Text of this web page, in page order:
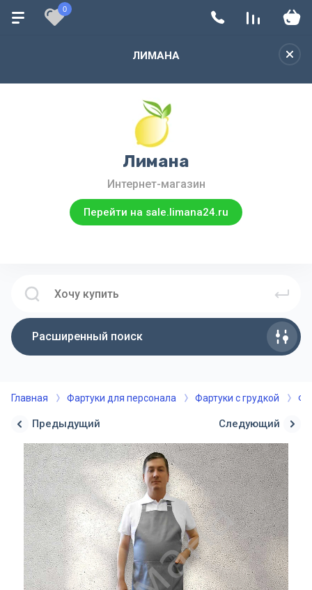
ЛИМАНА
0
Лимана
Интернет-магазин
Перейти на sale.limana24.ru
Расширенный поиск
Главная Фартуки для персонала Фартуки с грудкой
Предыдущий Следующий